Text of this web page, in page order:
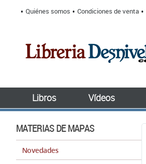
Quiénes somos Condiciones de venta
Libros Vídeos
MATERIAS DE MAPAS
Novedades